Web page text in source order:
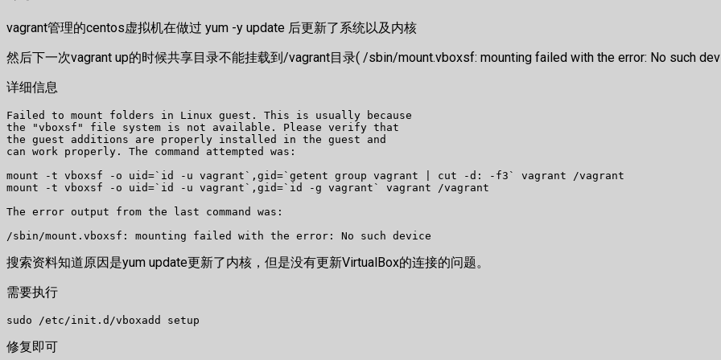
vagrant管理的centos虚拟机在做过 yum -y update 后更新了系统以及内核
然后下一次vagrant up的时候共享目录不能挂载到/vagrant目录( /sbin/mount.vboxsf: mounting failed with the error: No such
详细信息
Failed to mount folders in Linux guest. This is usually because
the "vboxsf" file system is not available. Please verify that
the guest additions are properly installed in the guest and
can work properly. The command attempted was:
mount -t vboxsf -o uid=`id -u vagrant`,gid=`getent group vagrant | cut -d: -f3` vagrant /vagrant
mount -t vboxsf -o uid=`id -u vagrant`,gid=`id -g vagrant` vagrant /vagrant
The error output from the last command was:
/sbin/mount.vboxsf: mounting failed with the error: No such device
搜索资料知道原因是yum update更新了内核，但是没有更新VirtualBox的连接的问题。
需要执行
sudo /etc/init.d/vboxadd setup
修复即可